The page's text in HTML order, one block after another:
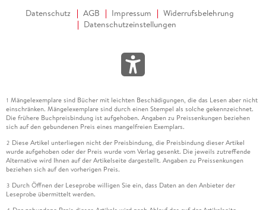
Datenschutz AGB Impressum
Widerrufsbelehrung
Datenschutzeinstellungen
1 Mängelexemplare sind Bücher mit leichten Beschädigungen, die das Lesen aber nicht
einschränken. Mängelexemplare sind durch einen Stempel als solche gekennzeichnet.
Die frühere Buchpreisbindung ist aufgehoben. Angaben zu Preissenkungen beziehen
sich auf den gebundenen Preis eines mangelfreien Exemplars.
2 Diese Artikel unterliegen nicht der Preisbindung, die Preisbindung dieser Artikel
wurde aufgehoben oder der Preis wurde vom Verlag gesenkt. Die jeweils zutreffende
Alternative wird Ihnen auf der Artikelseite dargestellt. Angaben zu Preissenkungen
beziehen sich auf den vorherigen Preis.
3 Durch Öffnen der Leseprobe willigen Sie ein, dass Daten an den Anbieter der
Leseprobe übermittelt werden.